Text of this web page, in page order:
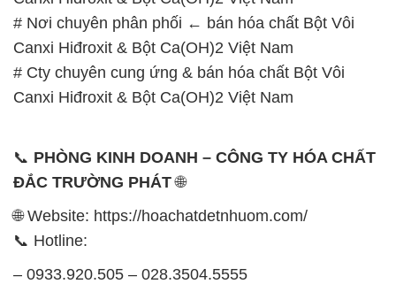
# Nơi chuyên phân phối ← bán hóa chất Bột Vôi
Canxi Hiđroxit & Bột Ca(OH)2 Việt Nam
# Cty chuyên cung ứng & bán hóa chất Bột Vôi
Canxi Hiđroxit & Bột Ca(OH)2 Việt Nam
📞 PHÒNG KINH DOANH – CÔNG TY HÓA CHẤT
ĐẮC TRƯỜNG PHÁT🌐
🌐 Website: https://hoachatdetnhuom.com/
📞 Hotline:
– 0933.920.505 – 028.3504.5555